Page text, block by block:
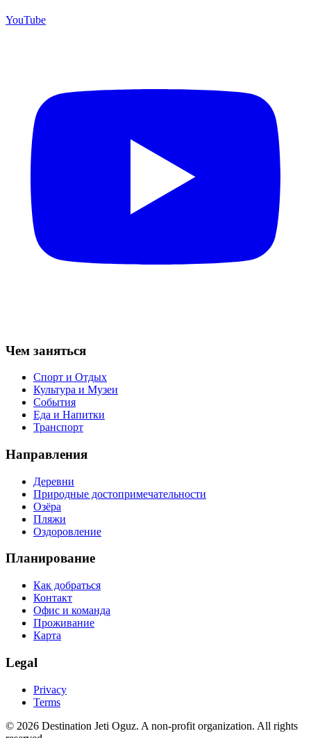
YouTube
Чем заняться
Спорт и Отдых
Культура и Музеи
События
Еда и Напитки
Транспорт
Направления
Деревни
Природные достопримечательности
Озёра
Пляжи
Оздоровление
Планирование
Как добраться
Контакт
Офис и команда
Проживание
Карта
Legal
Privacy
Terms
© 2026 Destination Jeti Oguz. A non-profit organization. All rights